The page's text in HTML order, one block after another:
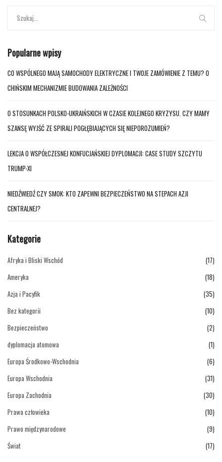
Popularne wpisy
CO WSPÓLNEGO MAJĄ SAMOCHODY ELEKTRYCZNE I TWOJE ZAMÓWIENIE Z TEMU? O
CHIŃSKIM MECHANIZMIE BUDOWANIA ZALEŻNOŚCI
O STOSUNKACH POLSKO-UKRAIŃSKICH W CZASIE KOLEJNEGO KRYZYSU. CZY MAMY
SZANSĘ WYJŚĆ ZE SPIRALI POGŁĘBIAJĄCYCH SIĘ NIEPOROZUMIEŃ?
LEKCJA O WSPÓŁCZESNEJ KONFUCJAŃSKIEJ DYPLOMACJI: CASE STUDY SZCZYTU
TRUMP-XI
NIEDŹWIEDŹ CZY SMOK: KTO ZAPEWNI BEZPIECZEŃSTWO NA STEPACH AZJI
CENTRALNEJ?
Kategorie
Afryka i Bliski Wschód
(17)
Ameryka
(18)
Azja i Pacyfik
(35)
Bez kategorii
(10)
Bezpieczeństwo
(2)
dyplomacja atomowa
(1)
Europa Środkowo-Wschodnia
(6)
Europa Wschodnia
(31)
Europa Zachodnia
(30)
Prawa człowieka
(10)
Prawo międzynarodowe
(9)
Świat
(17)